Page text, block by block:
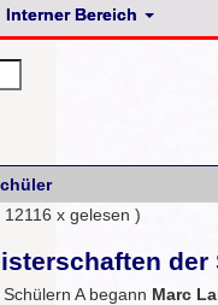
Interner Bereich
12116 x gelesen )
A begann Marc